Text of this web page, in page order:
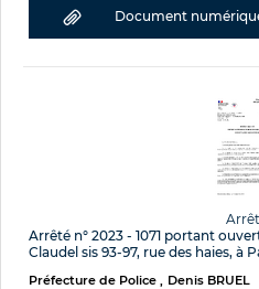
Document
Arrêté n° 2023 - 1071 portant
Claudel sis 93-97, rue des haies, à
Préfecture de Police Denis BRUEL